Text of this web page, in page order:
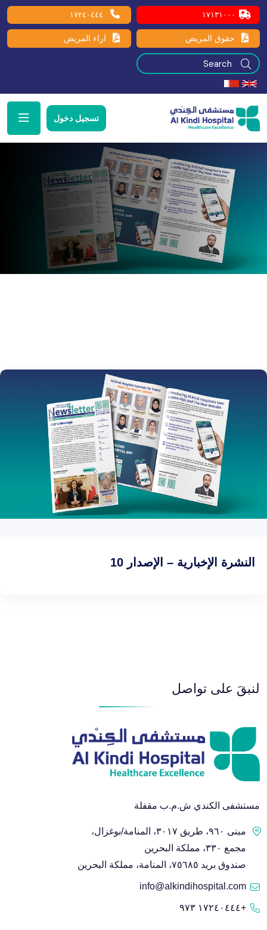
١٧١٣١٠٠٠ ١٧٢٤٠٤٤٤
حقوق المريض اراء المريض
تسجيل دخول
النشرة الإخبارية – الإصدار 10
لنبقَ على تواصل
مستشفى الكندي ش.م.ب مقفلة
مبنى ٩٦٠، طريق ٣٠١٧، المنامة/بوغزال،
مجمع ٣٣٠، مملكة البحرين
صندوق بريد ٧٥٦٨٥، المنامة، مملكة البحرين
info@alkindihospital.com
+١٧٢٤٠٤٤٤ ٩٧٣